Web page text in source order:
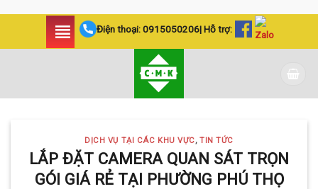
Điện thoại:0915050206| Hỗ trợ:
DỊCH VỤ TẠI CÁC KHU VỰC,TIN TỨC
LẮP ĐẶT CAMERA QUAN SÁT TRỌN
GÓI GIÁ RẺ TẠI PHƯỜNG PHÚ THỌ